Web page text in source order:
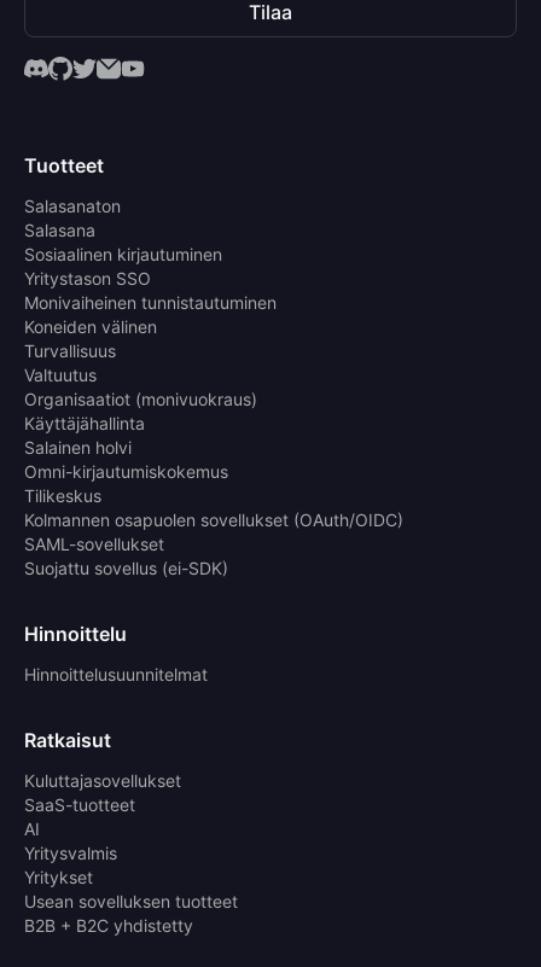
Tilaa
Tuotteet
Salasanaton
Salasana
Sosiaalinen kirjautuminen
Yritystason SSO
Monivaiheinen tunnistautuminen
Koneiden välinen
Turvallisuus
Valtuutus
Organisaatiot (monivuokraus)
Käyttäjähallinta
Salainen holvi
Omni-kirjautumiskokemus
Tilikeskus
Kolmannen osapuolen sovellukset (OAuth/OIDC)
SAML-sovellukset
Suojattu sovellus (ei-SDK)
Hinnoittelu
Hinnoittelusuunnitelmat
Ratkaisut
Kuluttajasovellukset
SaaS-tuotteet
AI
Yritysvalmis
Yritykset
Usean sovelluksen tuotteet
B2B + B2C yhdistetty